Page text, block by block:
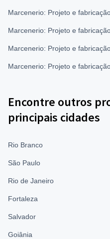
Marcenerio: Projeto e
Marcenerio: Projeto e
Marcenerio: Projeto e
Marcenerio: Projeto e
Encontre outros
principais cidades
Rio Branco
São Paulo
Rio de Janeiro
Fortaleza
Salvador
Goiânia